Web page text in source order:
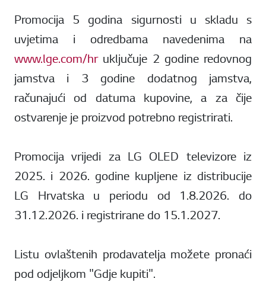
Promocija 5 godina sigurnosti u skladu s
uvjetima i odredbama navedenima na
www.lge.com/hruključuje 2 godine redovnog
jamstva i 3 godine dodatnog jamstva,
računajući od datuma kupovine, a za čije
ostvarenje je proizvod potrebno registrirati.
Promocija vrijedi za LG OLED televizore iz
2025. i 2026. godine kupljene iz distribucije
LG Hrvatska u periodu od 1.8.2026. do
31.12.2026. i registrirane do 15.1.2027.
Listu ovlaštenih prodavatelja možete pronaći
pod odjeljkom "Gdje kupiti".